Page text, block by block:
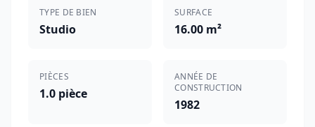
TYPE DE BIEN
Studio
SURFACE
16.00 m²
PIÈCES
1.0 pièce
ANNÉE DE
CONSTRUCTION
1982